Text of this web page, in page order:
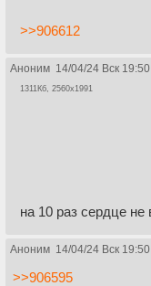
>>906612
Аноним 14/04/24 Вск
1311Кб, 2560x1991
на 10 раз сердце
Аноним 14/04/24 Вск
>>906595